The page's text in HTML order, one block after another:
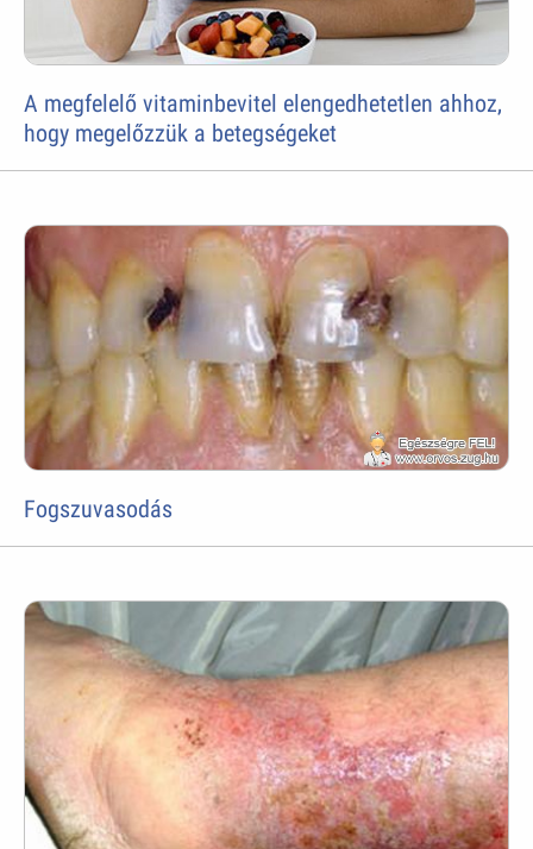
A megfelelő vitaminbevitel elengedhetetlen ahhoz,
hogy megelőzzük a betegségeket
Fogszuvasodás